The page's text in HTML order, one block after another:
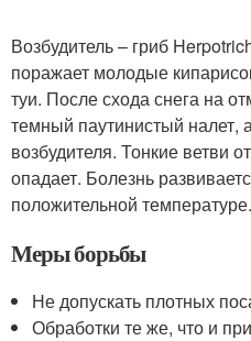
Возбудитель – гриб
поражает молодые
туи. После схода снега на
темный паутинистый налет,
возбудителя. Тонкие ветви
опадает. Болезнь
положительной температуре.
Меры борьбы
Не допускать плотных
Обработки те же, что и